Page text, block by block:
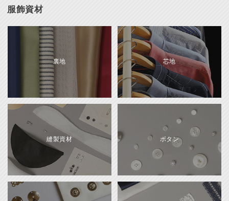
服飾資材
裏地 芯地
縫製資材 ボタン